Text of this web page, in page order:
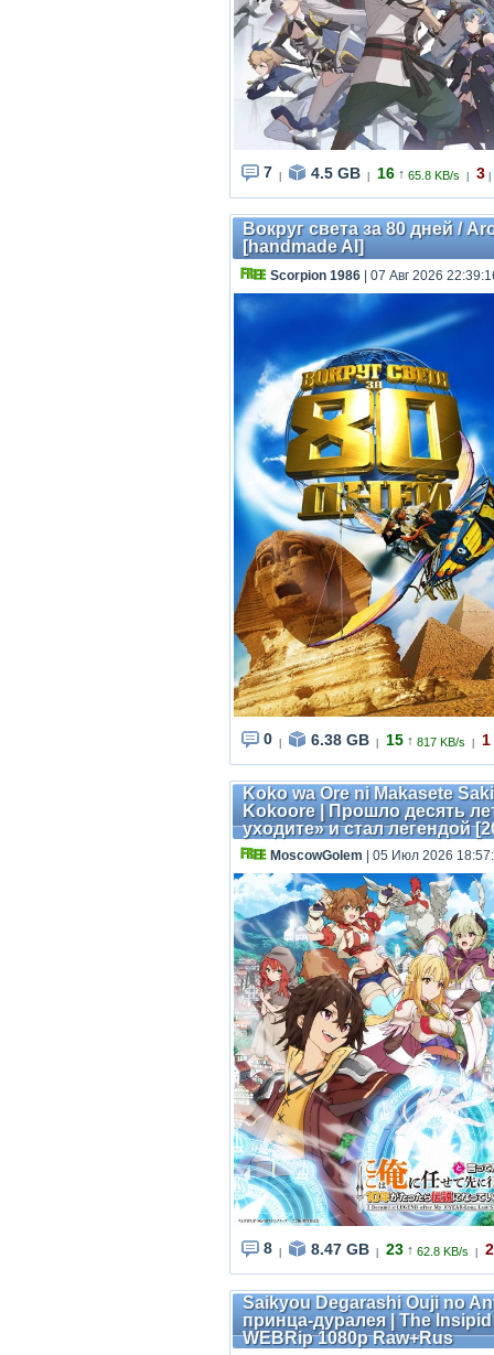
7 4.5 GB 16 ↑ 65.8 KB/s 3
Вокруг света за 80 дней /
[handmade AI]
Scorpion 1986 | 07 Авг 2026
0 6.38 GB 15 ↑ 817 KB/s 1
Koko wa Ore ni Makasete
Kokoore | Прошло десять
уходите» и стал легендой
MoscowGolem | 05 Июл 2026
8 8.47 GB 23 ↑ 62.8 KB/s 2
Saikyou Degarashi Ouji no
принца-дуралея | The
WEBRip 1080p Raw+Rus